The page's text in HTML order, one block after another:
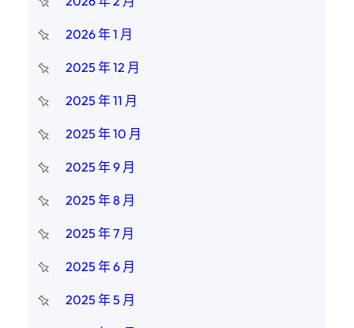
2026 年 1 月
2025 年 12 月
2025 年 11 月
2025 年 10 月
2025 年 9 月
2025 年 8 月
2025 年 7 月
2025 年 6 月
2025 年 5 月